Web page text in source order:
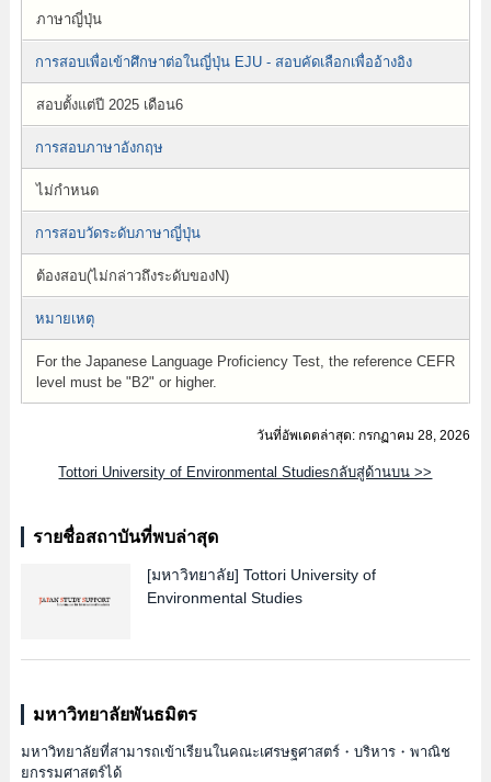
ภาษาญี่ปุ่น
การสอบเพื่อเข้าศึกษาต่อในญี่ปุ่น EJU - สอบคัดเลือกเพื่ออ้างอิง
สอบตั้งแต่ปี 2025 เดือน6
การสอบภาษาอังกฤษ
ไม่กำหนด
การสอบวัดระดับภาษาญี่ปุ่น
ต้องสอบ(ไม่กล่าวถึงระดับของN)
หมายเหตุ
For the Japanese Language Proficiency Test, the reference CEFR
level must be "B2" or higher.
วันที่อัพเดตล่าสุด: กรกฏาคม 28, 2026
Tottori University of Environmental Studiesกลับสู่ด้านบน >>
รายชื่อสถาบันที่พบล่าสุด
[มหาวิทยาลัย] Tottori University of
Environmental Studies
มหาวิทยาลัยพันธมิตร
มหาวิทยาลัยที่สามารถเข้าเรียนในคณะเศรษฐศาสตร์・บริหาร・พาณิช
ยกรรมศาสตร์ได้